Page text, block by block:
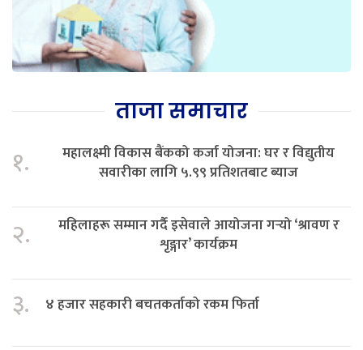
ताजा समाचार
१.
महालक्ष्मी विकास बैंकको कर्जा योजना: घर र विद्युतीय
सवारीका लागि ५.९९ प्रतिशतबाट ब्याज
२.
महिलाहरू सम्मान गर्दै इसेवाले आयोजना गर्‍यो ‘श्रावण र
शृङ्गार’ कार्यक्रम
३. ४ हजार सहकारी बचतकर्ताको रकम फिर्ता